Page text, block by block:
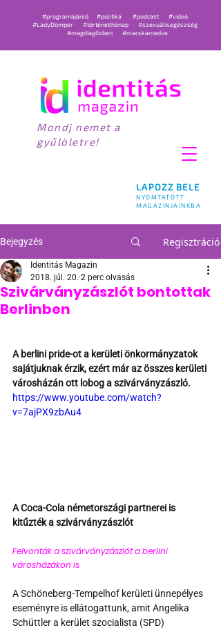
LAPOZZ BELE
NYOMTATOTT
MAGAZINJAINKBA
#programajánló #politika #podcast
#videó
#LadyDömper
#történetihónap
#szexuálisegészség
#magdiagőzben
#macskamedve
Mondj nemet a
gyűlöletre!
Bejegyzés Regisztráció
Szivárványzászlót bontottak
Berlinben
Identitás Magazin
2018. júl. 20. 2 perc olvasás
A berlini pride-ot a kerületi önkormányzatok
sajátjuknak érzik, ezért már az összes kerületi
városházán ott lobog a szivárványzászló.
https://www.youtube.com/watch?
v=7ajPX9zbAu4
A Coca-Cola németországi partnerei is
kitűzték a szivárványzászlót
Felvonták a szivárványzászlót a berlini
városházákon is
A Schöneberg-Tempelhof kerületi ünnepélyes
eseményre is ellátogattunk, amit Angelika
Schüttler a kerület szocialista (SPD)